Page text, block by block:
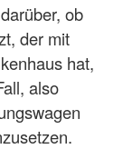
ob
der mit
hat,
also